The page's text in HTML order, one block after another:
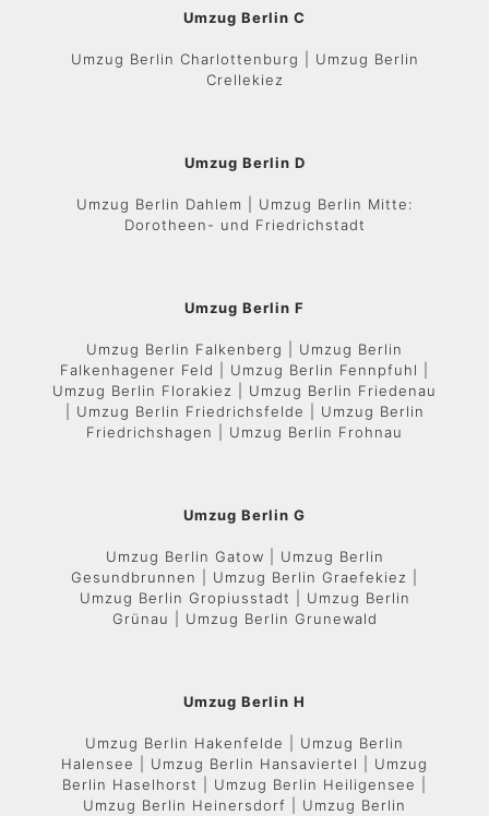
Umzug Berlin C
Umzug Berlin Charlottenburg | Umzug Berlin
Crellekiez
Umzug Berlin D
Umzug Berlin Dahlem | Umzug Berlin Mitte:
Dorotheen- und Friedrichstadt
Umzug Berlin F
Umzug Berlin Falkenberg | Umzug Berlin
Falkenhagener Feld | Umzug Berlin Fennpfuhl |
Umzug Berlin Florakiez | Umzug Berlin Friedenau
| Umzug Berlin Friedrichsfelde | Umzug Berlin
Friedrichshagen | Umzug Berlin Frohnau
Umzug Berlin G
Umzug Berlin Gatow | Umzug Berlin
Gesundbrunnen | Umzug Berlin Graefekiez |
Umzug Berlin Gropiusstadt | Umzug Berlin
Grünau | Umzug Berlin Grunewald
Umzug Berlin H
Umzug Berlin Hakenfelde | Umzug Berlin
Halensee | Umzug Berlin Hansaviertel | Umzug
Berlin Haselhorst | Umzug Berlin Heiligensee |
Umzug Berlin Heinersdorf | Umzug Berlin